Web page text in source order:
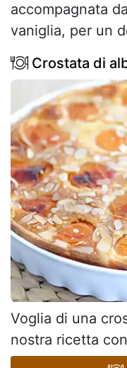
accompagnata
vaniglia, per un
Crostata di
Voglia di una
nostra ricetta